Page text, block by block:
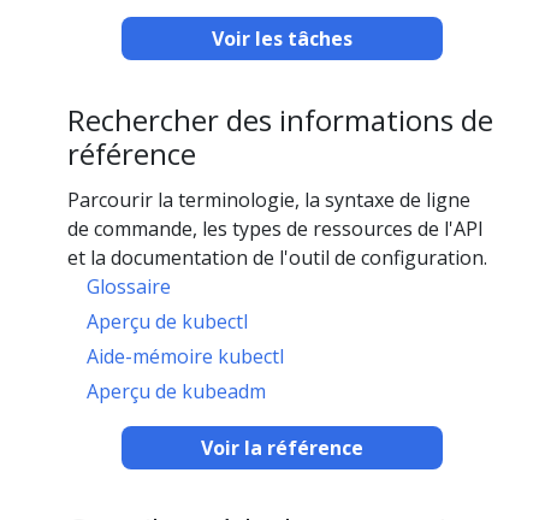
Voir les tâches
Rechercher des informations de
référence
Parcourir la terminologie, la syntaxe de ligne
de commande, les types de ressources de l'API
et la documentation de l'outil de configuration.
Glossaire
Aperçu de kubectl
Aide-mémoire kubectl
Aperçu de kubeadm
Voir la référence